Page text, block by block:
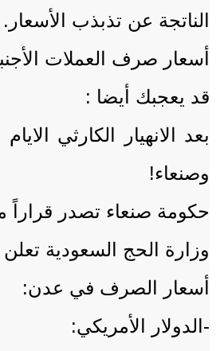
الناتجة عن تذبذب الأسعار.
أسعار صرف العملات الأجنبية
قد يعجبك أيضا :
بعد الانهيار الكارثي
وصنعاء!
حكومة صنعاء تصدر قراراً
وزارة الحج السعودية
أسعار الصرف في عدن:
-الدولار الأمريكي: